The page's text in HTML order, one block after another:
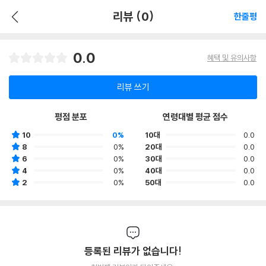
리뷰 (0) 한줄평
0.0 혜택 및 유의사항
리뷰 쓰기
평점 분포
10
0%
8
0%
6
0%
4
0%
2
0%
연령대별 평균 점수
10대
0.0
20대
0.0
30대
0.0
40대
0.0
50대
0.0
등록된 리뷰가 없습니다!